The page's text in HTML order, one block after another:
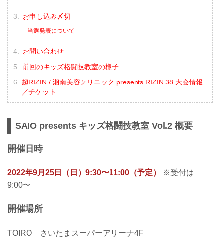
お申し込み〆切
当選発表について
お問い合わせ
前回のキッズ格闘技教室の様子
超RIZIN / 湘南美容クリニック presents RIZIN.38 大会情報
／チケット
SAIO presents キッズ格闘技教室 Vol.2 概要
開催日時
2022年9月25日（日）9:30〜11:00（予定）
※受付は
9:00〜
開催場所
TOIRO さいたまスーパーアリーナ4F